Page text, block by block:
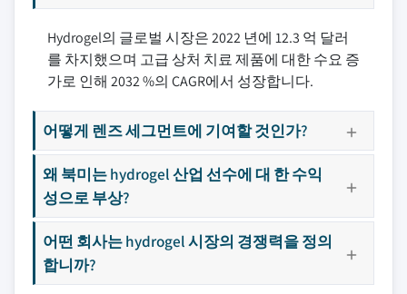
Hydrogel의 글로벌 시장은 2022 년에 12.3 억 달러
를 차지했으며 고급 상처 치료 제품에 대한 수요 증
가로 인해 2032 %의 CAGR에서 성장합니다.
어떻게 렌즈 세그먼트에 기여할 것인가?
왜 북미는 hydrogel 산업 선수에 대 한 수익
성으로 부상?
어떤 회사는 hydrogel 시장의 경쟁력을 정의
합니까?